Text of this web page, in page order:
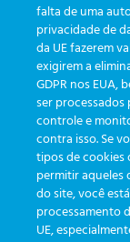
CATEGORIAS
Atualizações(19)
Eventos(19)
Funcionalidades
Informativos
TAGS
falta de uma
privacidade de
da UE fazerem
exigirem a
GDPR nos EUA,
ser processados
controle e
contra isso. Se
tipos de cookies
permitir aqueles
do site, você
processamento
UE,